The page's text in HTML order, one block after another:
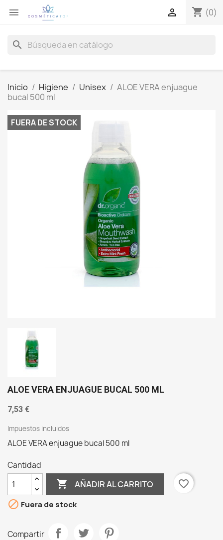
 shopping_cart (0)

search
Inicio Higiene Unisex
ALOE VERA enjuague
bucal 500 ml
FUERA DE STOCK
ALOE VERA ENJUAGUE BUCAL 500 ML
7,53 €
Impuestos incluidos
ALOE VERA enjuague bucal 500 ml
Cantidad
 AÑADIR AL CARRITO
favorite_border
 Fuera de stock
Compartir